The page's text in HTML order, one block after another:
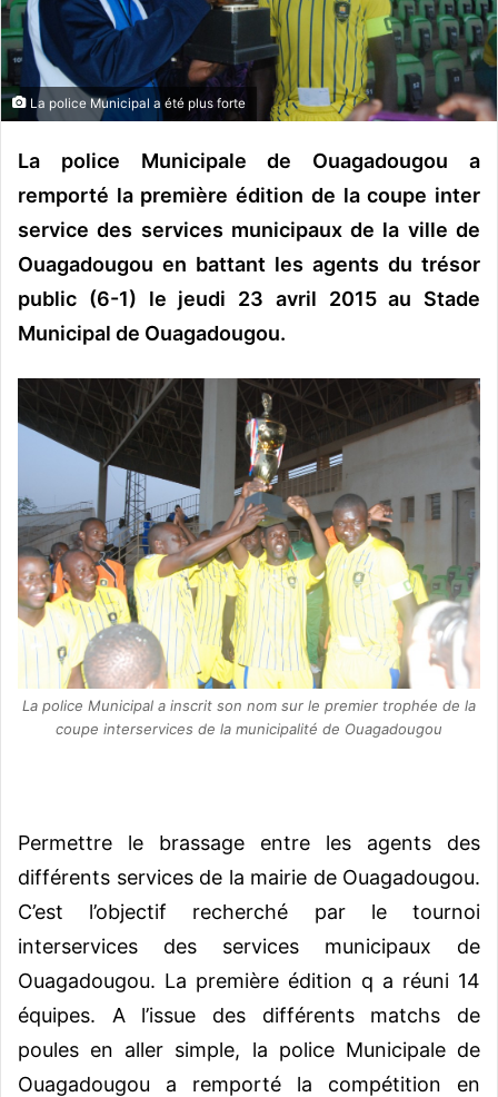
o
r
r
i
e
La police Municipal a été plus forte
La police Municipale de Ouagadougou a
remporté la première édition de la coupe inter
service des services municipaux de la ville de
Ouagadougou en battant les agents du trésor
public (6-1) le jeudi 23 avril 2015 au Stade
Municipal de Ouagadougou.
La police Municipal a inscrit son nom sur le premier trophée de la
coupe interservices de la municipalité de Ouagadougou
Permettre le brassage entre les agents des
différents services de la mairie de Ouagadougou.
C’est l’objectif recherché par le tournoi
interservices des services municipaux de
Ouagadougou. La première édition q a réuni 14
équipes. A l’issue des différents matchs de
poules en aller simple, la police Municipale de
Ouagadougou a remporté la compétition en